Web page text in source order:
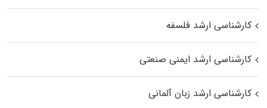
کارشناسی ارشد فلسفه
کارشناسی ارشد ایمنی صنعتی
کارشناسی ارشد زبان آلمانی